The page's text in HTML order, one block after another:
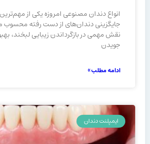
انواع دندان مصنوعی امروزه یکی از
جایگزینی دندان‌های از دست رفته محسوب
نقش مهمی در بازگرداندن زیبایی لبخند،
جویدن
ادامه مطلب »
ایمپلنت دندان